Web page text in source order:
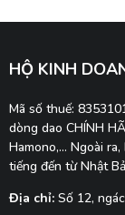
HỘ KINH
Mã số thuế:
dòng dao CHÍNH
Hamono,... Ngoài
tiếng đến từ Nhật
Địa chỉ: Số 12,